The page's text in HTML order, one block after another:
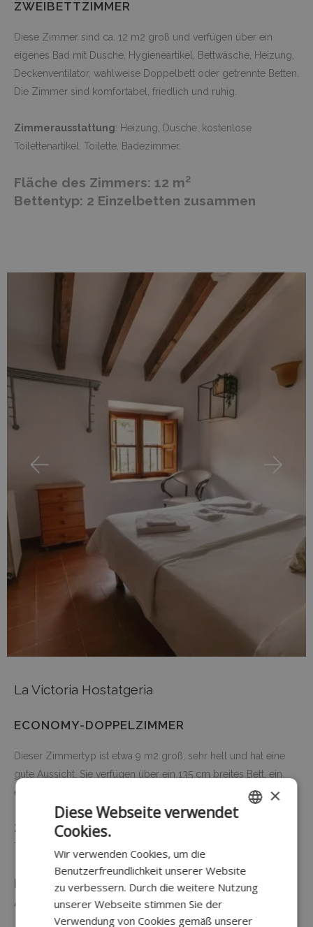
ZWEIBETTZIMMER
Diese Zimmer sind ca. 12 m2 groß und verfügen über ein
eigenes Bad mit Dusche, Hygieneartikel, Bettwäsche, Heizung,
Deckenventilator, wahlweise Doppelbett oder getrennte Betten.
Die Zimmer sind komfortabel, friedlich und ruhig.
Zimmerausstattung: Heizung, Dusche, kostenlose
Toilettenartikel, Toilette, Badezimmer.
Fläche des Zimmers: 12 m²
Bettentyp: 2 Einzelbetten zusammen
La Victoria Hostatgeria
ECONOMY-DOPPELZIMMER
Dieser Zimmertyp ist etwa 9 m2 groß, sehr hell und hat eine
gute Aussicht. Sie verfügen über ein 135 cm breites Bett, ein
eigenes Bad, einen Deckenventilator und Zentralheizung.
Zimmerausstattung
Toilettenartikel, Toilette, Badezimmer.
Fläche des Raumes: 10 m²
Art des Bettes: 1 Bett von 1,35 m.
×
Diese Webseite verwendet
Cookies.
Wir verwenden Cookies, um die
Benutzerfreundlichkeit unserer Website
zu verbessern. Durch die weitere Nutzung
unserer Webseite stimmen Sie der
Verwendung von Cookies gemäß unserer